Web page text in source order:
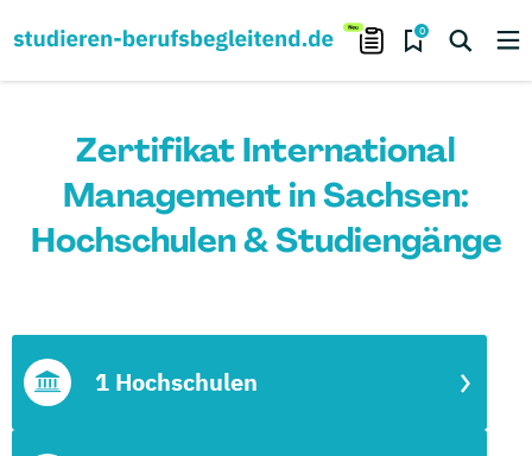
0
Zertifikat International
Management in Sachsen:
Hochschulen & Studiengänge
1 Hochschulen